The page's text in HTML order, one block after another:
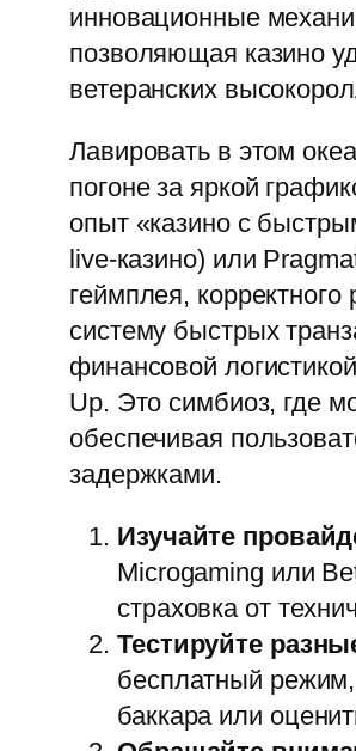
инновационные
позволяющая казино
ветеранских
Лавировать в этом
погоне за яркой
опыт «казино с
live-казино) или
геймплея,
систему быстрых
финансовой
Up. Это симбиоз, где
обеспечивая
задержками.
Изучайте
Microgaming или
страховка от
Тестируйте
бесплатный режим,
баккара или